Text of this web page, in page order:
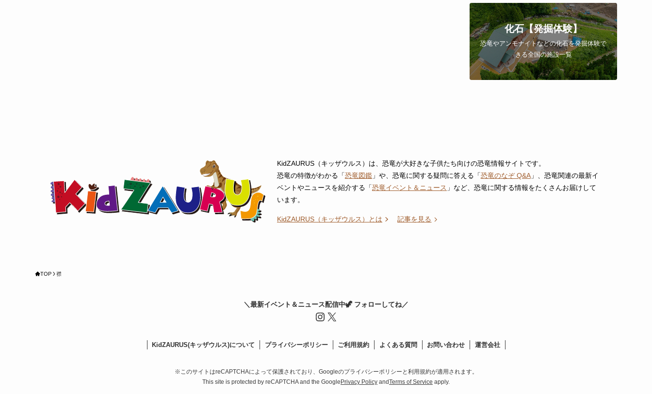
化石【発掘体験】
恐竜やアンモナイトなどの化石を発掘体験で
きる全国の施設一覧
KidZAURUS（キッザウルス）は、恐竜が大好きな子供たち向けの恐竜情報サイトです。
恐竜の特徴がわかる「恐竜図鑑 」や、恐竜に関する疑問に答える「恐竜のなぞ Q&A 」、恐竜関連の最新イ
ベントやニュースを紹介する「恐竜イベント＆ニュース 」など、恐竜に関する情報をたくさんお届けして
います。
KidZAURUS（キッザウルス）とは 記事を見る
TOP 襟
＼最新イベント＆ニュース配信中🦖 フォローしてね／
Instagram
X
KidZAURUS(キッザウルス)について プライバシーポリシー ご利用規約 よくある質問 お問い合わせ 運営会社
※このサイトはreCAPTCHAによって保護されており、Googleのプライバシーポリシーと利用規約が適用されます。
This site is protected by reCAPTCHA and the GooglePrivacy Policy andTerms of Service apply.